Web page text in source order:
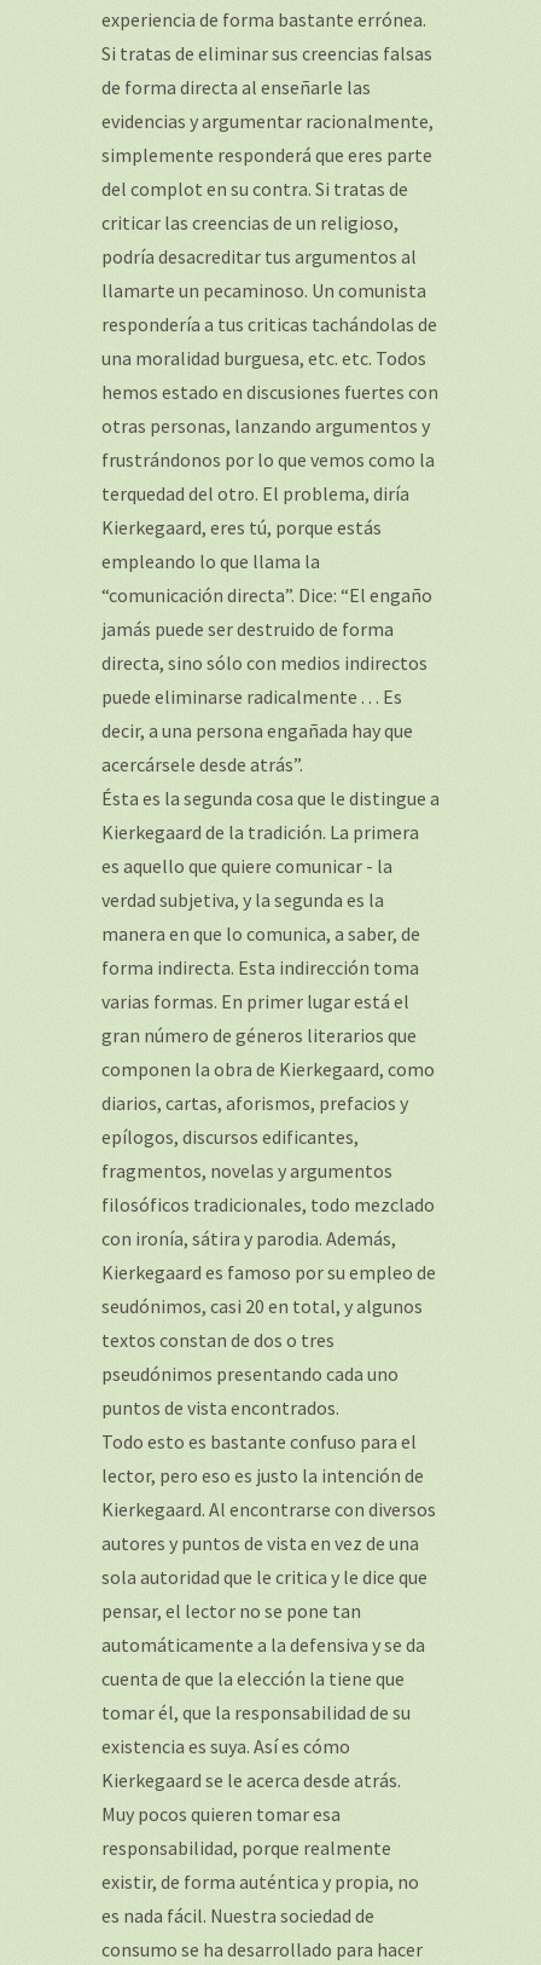
experiencia de forma bastante errónea.
Si tratas de eliminar sus creencias falsas
de forma directa al enseñarle las
evidencias y argumentar racionalmente,
simplemente responderá que eres parte
del complot en su contra. Si tratas de
criticar las creencias de un religioso,
podría desacreditar tus argumentos al
llamarte un pecaminoso. Un comunista
respondería a tus criticas tachándolas de
una moralidad burguesa, etc. etc. Todos
hemos estado en discusiones fuertes con
otras personas, lanzando argumentos y
frustrándonos por lo que vemos como la
terquedad del otro. El problema, diría
Kierkegaard, eres tú, porque estás
empleando lo que llama la
“comunicación directa”. Dice: “El engaño
jamás puede ser destruido de forma
directa, sino sólo con medios indirectos
puede eliminarse radicalmente . . . Es
decir, a una persona engañada hay que
acercársele desde atrás”.
Ésta es la segunda cosa que le distingue a
Kierkegaard de la tradición. La primera
es aquello que quiere comunicar - la
verdad subjetiva, y la segunda es la
manera en que lo comunica, a saber, de
forma indirecta. Esta indirección toma
varias formas. En primer lugar está el
gran número de géneros literarios que
componen la obra de Kierkegaard, como
diarios, cartas, aforismos, prefacios y
epílogos, discursos edificantes,
fragmentos, novelas y argumentos
filosóficos tradicionales, todo mezclado
con ironía, sátira y parodia. Además,
Kierkegaard es famoso por su empleo de
seudónimos, casi 20 en total, y algunos
textos constan de dos o tres
pseudónimos presentando cada uno
puntos de vista encontrados.
Todo esto es bastante confuso para el
lector, pero eso es justo la intención de
Kierkegaard. Al encontrarse con diversos
autores y puntos de vista en vez de una
sola autoridad que le critica y le dice que
pensar, el lector no se pone tan
automáticamente a la defensiva y se da
cuenta de que la elección la tiene que
tomar él, que la responsabilidad de su
existencia es suya. Así es cómo
Kierkegaard se le acerca desde atrás.
Muy pocos quieren tomar esa
responsabilidad, porque realmente
existir, de forma auténtica y propia, no
es nada fácil. Nuestra sociedad de
consumo se ha desarrollado para hacer